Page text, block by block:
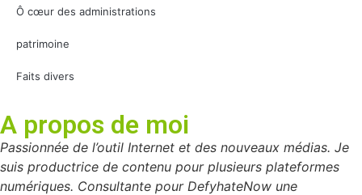
Ô cœur des administrations
patrimoine
Faits divers
A propos de moi
Passionnée de l’outil Internet et des nouveaux médias. Je
suis productrice de contenu pour plusieurs plateformes
numériques. Consultante pour DefyhateNow une